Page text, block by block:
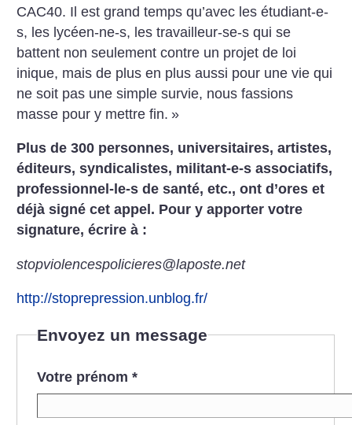
CAC40. Il est grand temps qu’avec les étudiant-e-
s, les lycéen-ne-s, les travailleur-se-s qui se
battent non seulement contre un projet de loi
inique, mais de plus en plus aussi pour une vie qui
ne soit pas une simple survie, nous fassions
masse pour y mettre fin. »
Plus de 300 personnes, universitaires, artistes,
éditeurs, syndicalistes, militant-e-s associatifs,
professionnel-le-s de santé, etc., ont d’ores et
déjà signé cet appel. Pour y apporter votre
signature, écrire à :
stopviolencespolicieres@laposte.net
http://stoprepression.unblog.fr/
Envoyez un message
Votre prénom *